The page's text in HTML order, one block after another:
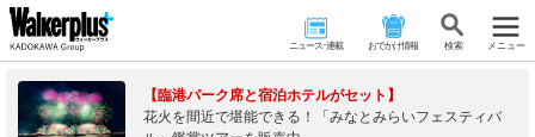
ニュース･連載 おでかけ情報 検 索 メニュー
【臨港パーク席と宿泊ホテルがセット】
花火を間近で堪能できる！「みなとみらいフェスティバ